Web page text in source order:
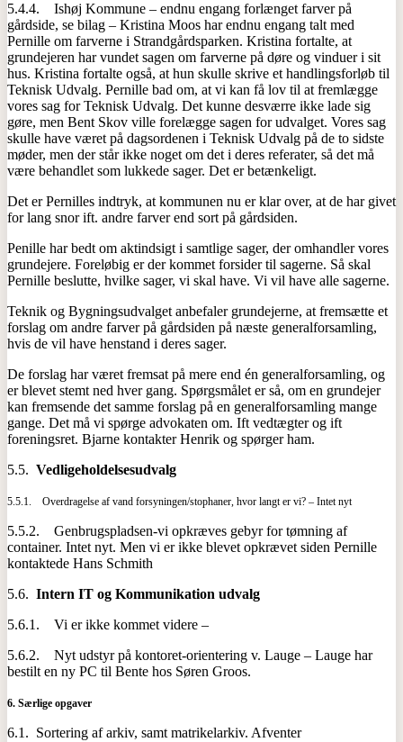
5.4.4. Ishøj Kommune – endnu engang forlænget farver på
gårdside, se bilag – Kristina Moos har endnu engang talt med
Pernille om farverne i Strandgårdsparken. Kristina fortalte, at
grundejeren har vundet sagen om farverne på døre og vinduer i sit
hus. Kristina fortalte også, at hun skulle skrive et handlingsforløb til
Teknisk Udvalg. Pernille bad om, at vi kan få lov til at fremlægge
vores sag for Teknisk Udvalg. Det kunne desværre ikke lade sig
gøre, men Bent Skov ville forelægge sagen for udvalget. Vores sag
skulle have været på dagsordenen i Teknisk Udvalg på de to sidste
møder, men der står ikke noget om det i deres referater, så det må
være behandlet som lukkede sager. Det er betænkeligt.
Det er Pernilles indtryk, at kommunen nu er klar over, at de har givet
for lang snor ift. andre farver end sort på gårdsiden.
Penille har bedt om aktindsigt i samtlige sager, der omhandler vores
grundejere. Foreløbig er der kommet forsider til sagerne. Så skal
Pernille beslutte, hvilke sager, vi skal have. Vi vil have alle sagerne.
Teknik og Bygningsudvalget anbefaler grundejerne, at fremsætte et
forslag om andre farver på gårdsiden på næste generalforsamling,
hvis de vil have henstand i deres sager.
De forslag har været fremsat på mere end én generalforsamling, og
er blevet stemt ned hver gang. Spørgsmålet er så, om en grundejer
kan fremsende det samme forslag på en generalforsamling mange
gange. Det må vi spørge advokaten om. Ift vedtægter og ift
foreningsret. Bjarne kontakter Henrik og spørger ham.
5.5. Vedligeholdelsesudvalg
5.5.1. Overdragelse af vand forsyningen/stophaner, hvor langt er vi? – Intet nyt
5.5.2. Genbrugspladsen-vi opkræves gebyr for tømning af
container. Intet nyt. Men vi er ikke blevet opkrævet siden Pernille
kontaktede Hans Schmith
5.6. Intern IT og Kommunikation udvalg
5.6.1. Vi er ikke kommet videre –
5.6.2. Nyt udstyr på kontoret-orientering v. Lauge – Lauge har
bestilt en ny PC til Bente hos Søren Groos.
6. Særlige opgaver
6.1. Sortering af arkiv, samt matrikelarkiv. Afventer